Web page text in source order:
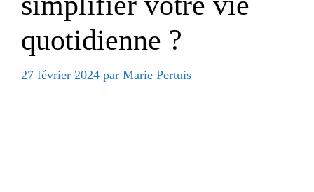
quotidienne ?
27 février 2024 par Marie Pertuis